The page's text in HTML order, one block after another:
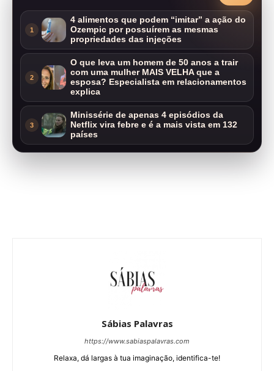
1
4 alimentos que podem “imitar” a ação do
Ozempic por possuírem as mesmas
propriedades das injeções
2
O que leva um homem de 50 anos a trair
com uma mulher MAIS VELHA que a
esposa? Especialista em relacionamentos
explica
3
Minissérie de apenas 4 episódios da
Netflix vira febre e é a mais vista em 132
países
Sábias Palavras
https://www.sabiaspalavras.com
Relaxa, dá largas à tua imaginação, identifica-te!